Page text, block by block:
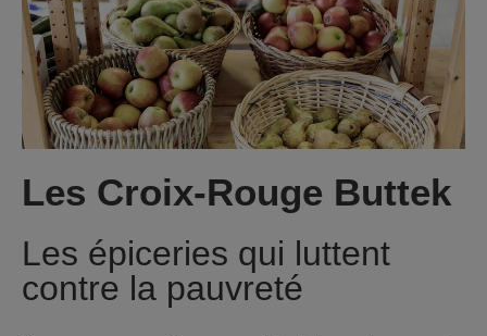
Les Croix-Rouge Buttek
Les épiceries qui luttent
contre la pauvreté